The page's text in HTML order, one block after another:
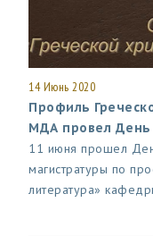
14 Июнь 2020
Профиль
МДА провел
11 июня прошел
магистратуры по
литература»